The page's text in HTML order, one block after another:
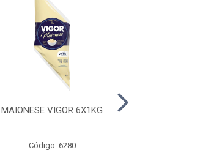
MAIONESE VIGOR 6X1KG
Código: 6280